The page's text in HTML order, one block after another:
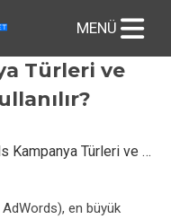
Türleri ve
Google Ads Kampanya Türleri ve Hangi Durumlarda Kullanılır?
AdWords), en büyük